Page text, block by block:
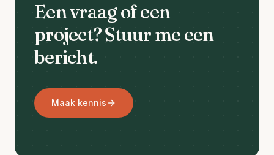
Een vraag of een
project? Stuur me een
bericht.
Maak kennis